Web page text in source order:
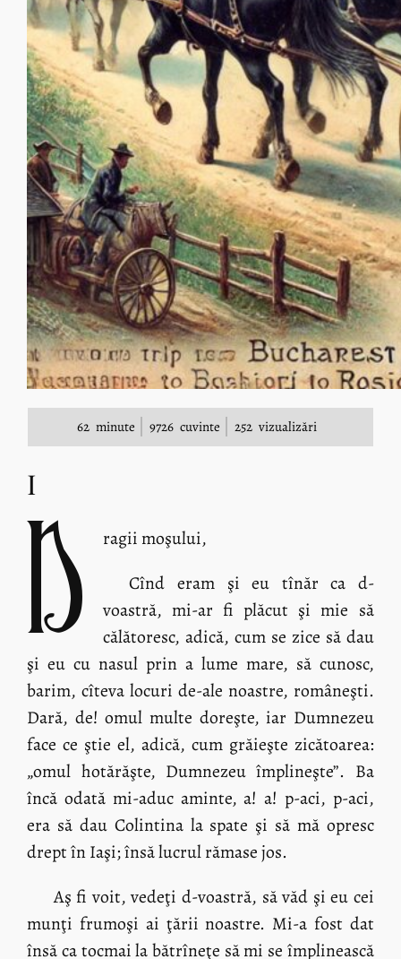
62 minute 9726 cuvinte 252 vizualizări
I
D
ragii moşului,
Cînd eram şi eu tînăr ca d-
voastră, mi-ar fi plăcut şi mie să
călătoresc, adică, cum se zice să dau
şi eu cu nasul prin a lume mare, să cunosc,
barim, cîteva locuri de-ale noastre, româneşti.
Dară, de! omul multe doreşte, iar Dumnezeu
face ce ştie el, adică, cum grăieşte zicătoarea:
„omul hotărăşte, Dumnezeu împlineşte”. Ba
încă odată mi-aduc aminte, a! a! p-aci, p-aci,
era să dau Colintina la spate şi să mă opresc
drept în Iaşi; însă lucrul rămase jos.
Aş fi voit, vedeţi d-voastră, să văd şi eu cei
munţi frumoşi ai ţării noastre. Mi-a fost dat
însă ca tocmai la bătrîneţe să mi se împlinească